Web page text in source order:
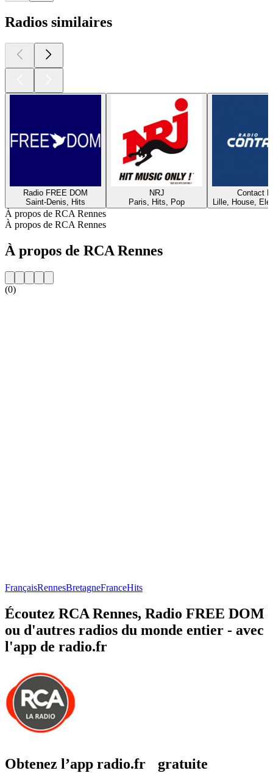
Radios similaires
Radio FREE DOM
Saint-Denis, Hits
NRJ
Paris, Hits, Pop
Contact
Lille, House,
À propos de RCA Rennes
À propos de RCA Rennes
À propos de RCA Rennes
(0)
FrançaisRennesBretagneFranceHits
Écoutez RCA Rennes, Radio FREE DOM
ou d'autres radios du monde entier - avec
l'app de radio.fr
Obtenez l’app radio.fr gratuite